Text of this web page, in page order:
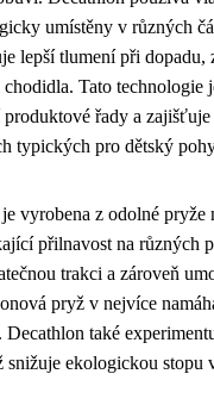
umístěny v různých
lepší tlumení při
Tato
řady a
typických pro dětský
vyrobena z odolné pryže
přilnavost na různých
trakci a zároveň
pryž v nejvíce
také
snižuje ekologickou stopu